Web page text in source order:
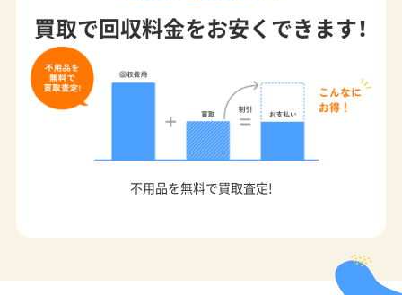
買取で回収料金をお安くできます！
不用品を無料で買取査定!